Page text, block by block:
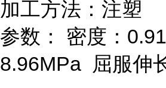
加工方法：注塑
参数：
密度：
8.96MPa 屈服伸